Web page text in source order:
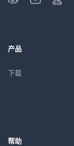
产品
下载
帮助